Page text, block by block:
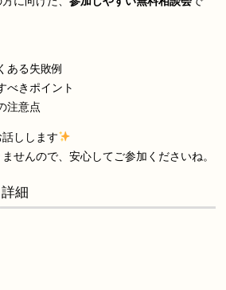
ある失敗例
べきポイント
注意点
しします
せんので、安心してご参加くださいね。
細